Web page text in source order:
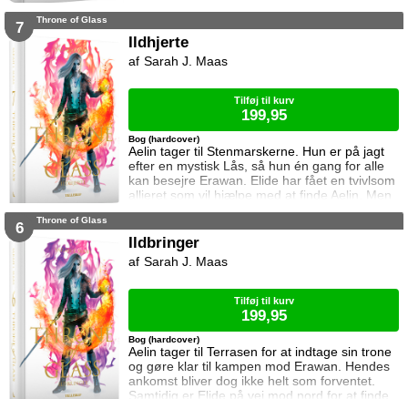
Dorian, men det bliver fortsat sværere som
og orker ikke længere at kæmpe imod.
Samtidig står Manon i en svær situation.
Hertug Perrington har givet hende klare
7 Throne of Glass
Ildhjerte
Aelin tager til Stenmarskerne. Hun er på jagt
efter en mystisk Lås, så hun én gang for alle
kan besejre Erawan. Elide har fået en tvivlsom
allieret som vil hjælpe med at finde Aelin. Men
for hvilken pris? Manon vågner i lænker og
Dorian ikke glemme heksen der hjalp ham i
Bog (hardcover)
Sarah J. Maas
Tilføj til kurv
199,95
6 Throne of Glass
Ildbringer
Aelin tager til Terrasen for at indtage sin trone
og gøre klar til kampen mod Erawan. Hendes
ankomst bliver dog ikke helt som forventet.
Samtidig er Elide på vej mod nord for at finde
Bog (hardcover)
Sarah J. Maas
Tilføj til kurv
199,95